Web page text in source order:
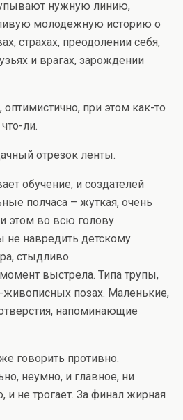
нужную линию,
молодежную историю о
страхах, преодолении себя,
и врагах, зарождении
при этом как-то
ли.
отрезок ленты.
обучение, и создателей
полчаса – жуткая, очень
этом во всю голову
навредить детскому
стыдливо
выстрела. Типа трупы,
позах. Маленькие,
напоминающие
говорить противно.
неумно, и главное, ни
и не трогает. За финал жирная